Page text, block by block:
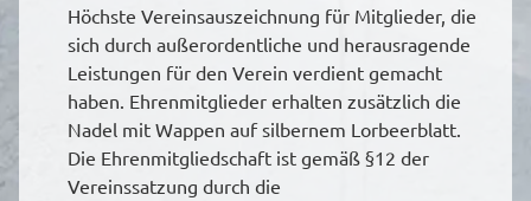
Höchste Vereinsauszeichnung für Mitglieder, die
sich durch außerordentliche und herausragende
Leistungen für den Verein verdient gemacht
haben. Ehrenmitglieder erhalten zusätzlich die
Nadel mit Wappen auf silbernem Lorbeerblatt.
Die Ehrenmitgliedschaft ist gemäß §12 der
Vereinssatzung durch die